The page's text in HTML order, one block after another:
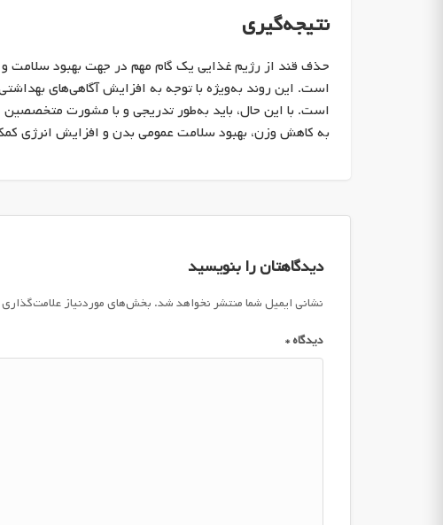
نتیجه‌گیری
حذف قند از رژیم غذایی یک گام مهم در جهت بهبود سلامت و
است. این روند به‌ویژه با توجه به افزایش آگاهی‌های
است. با این حال، باید به‌طور تدریجی و با مشورت
به کاهش وزن، بهبود سلامت عمومی بدن و افزایش انرژی
دیدگاهتان را بنویسید
نشانی ایمیل شما منتشر نخواهد شد. بخش‌های موردنیاز
دیدگاه*